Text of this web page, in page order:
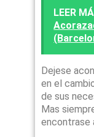
LEER
Dejese
en el
de sus
Mas
encontrase